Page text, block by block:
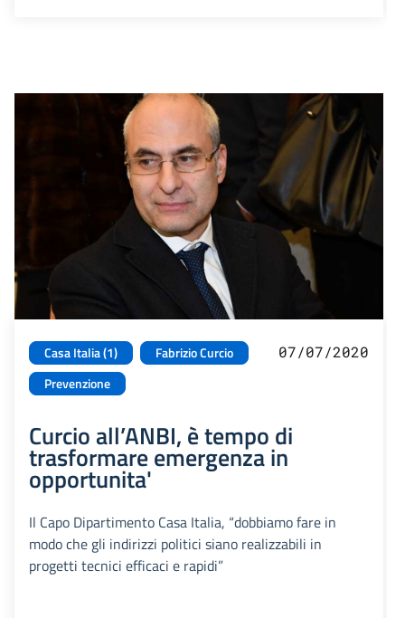
Casa Italia (1)
Fabrizio Curcio
Prevenzione
07/07/2020
Curcio all’ANBI, è tempo di
trasformare emergenza in
opportunita'
Il Capo Dipartimento Casa Italia, “dobbiamo fare in
modo che gli indirizzi politici siano realizzabili in
progetti tecnici efficaci e rapidi”